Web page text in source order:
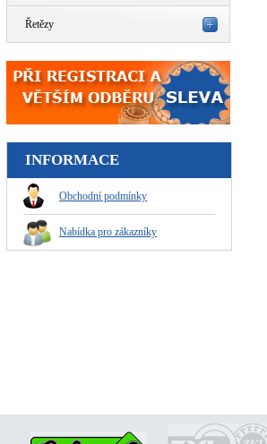
Řetězy
INFORMACE
Obchodní podmínky
Nabídka pro zákazníky